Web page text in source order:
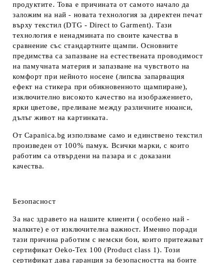
продуктите. Това е причината от самото начало да
заложим на най - новата технология за директен печат
върху текстил (DTG - Direct to Garment). Тази
технология е ненадмината по своите качества в
сравнение със стандартните щампи. Основните
предимства са запазване на естествената проводимост
на памучната материя и запазване на чувството на
комфорт при нейното носене (липсва запарващия
ефект на стикера при обикновенното щампиране),
изключително високото качество на изображението,
ярки цветове, преливане между различните нюанси,
дълъг живот на картинката.
От Capanica.bg използваме само и единствено текстил
произведен от 100% памук. Всички марки, с които
работим са отвърдени на пазара и с доказани
качества.
Безопасност
За нас здравето на нашите клиенти ( особено най -
малките) е от изключителна важност. Именно поради
тази причина работим с немски бои, които притежават
сертификат Oeko-Tex 100 (Product class 1). Този
сертификат дава гаранция за безопасността на боите